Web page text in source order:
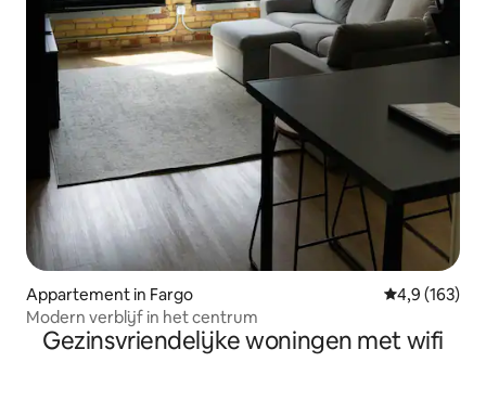
Appartement in Fargo Gemiddelde
4,9 (163)
Modern verblijf in het centrum
Gezinsvriendelijke woningen met wifi